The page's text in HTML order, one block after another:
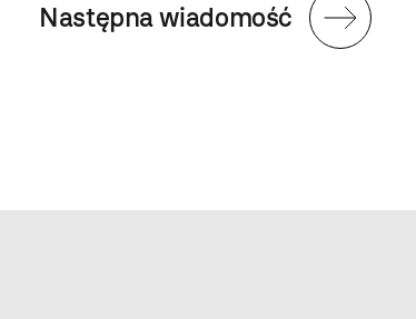
Następna wiadomość